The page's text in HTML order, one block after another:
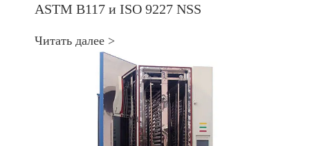
ASTM B117 и ISO 9227 NSS
Читать далее >